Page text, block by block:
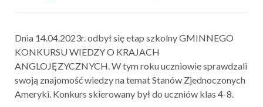
Dnia 14.04.2023r. odbył się etap szkolny GMINNEGO
KONKURSU WIEDZY O KRAJACH
ANGLOJĘZYCZNYCH. W tym roku uczniowie sprawdzali
swoją znajomość wiedzy na temat Stanów Zjednoczonych
Ameryki. Konkurs skierowany był do uczniów klas 4-8.